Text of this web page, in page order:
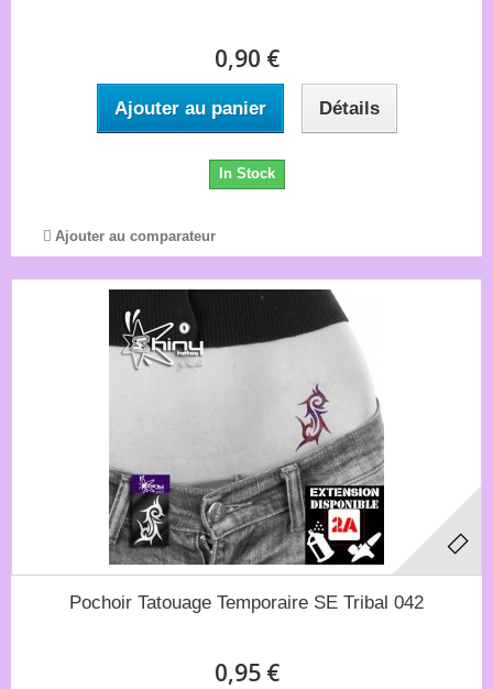
0,90 €
Ajouter au panier Détails
In Stock
Ajouter au comparateur
Pochoir Tatouage Temporaire SE Tribal 042
0,95 €